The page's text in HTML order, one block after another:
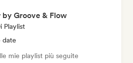
by Groove & Flow
Playlist
date
mie playlist più seguite